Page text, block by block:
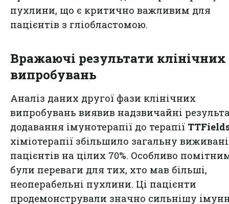
пухлини, що є критично важливим для
пацієнтів з гліобластомою.
Вражаючі результати клінічних
випробувань
Аналіз даних другої фази клінічних
випробувань виявив надзвичайні
додавання імунотерапії до терапії
хіміотерапії збільшило загальну
пацієнтів на цілих 70%. Особливо
були переваги для тих, хто мав більші,
неоперабельні пухлини. Ці пацієнти
продемонстрували значно сильнішу